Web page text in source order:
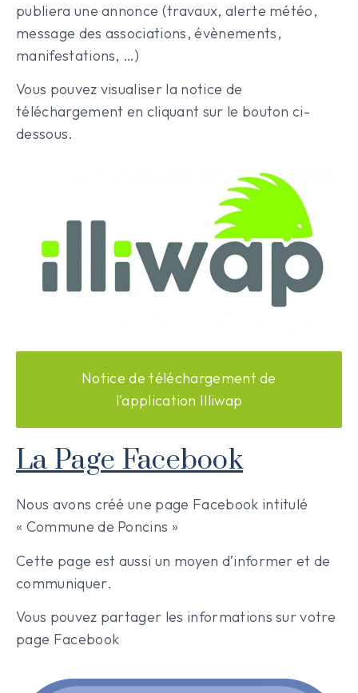
publiera une annonce (travaux, alerte météo,
message des associations, évènements,
manifestations, …)
Vous pouvez visualiser la notice de
téléchargement en cliquant sur le bouton ci-
dessous.
Notice de téléchargement de
l'application Illiwap
La Page Facebook
Nous avons créé une page Facebook intitulé
« Commune de Poncins »
Cette page est aussi un moyen d’informer et de
communiquer.
Vous pouvez partager les informations sur votre
page Facebook